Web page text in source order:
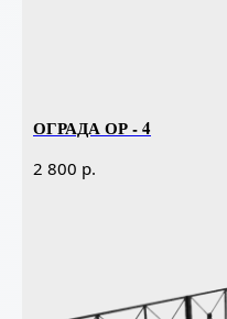
ОГРАДА ОР - 4
2 800 р.